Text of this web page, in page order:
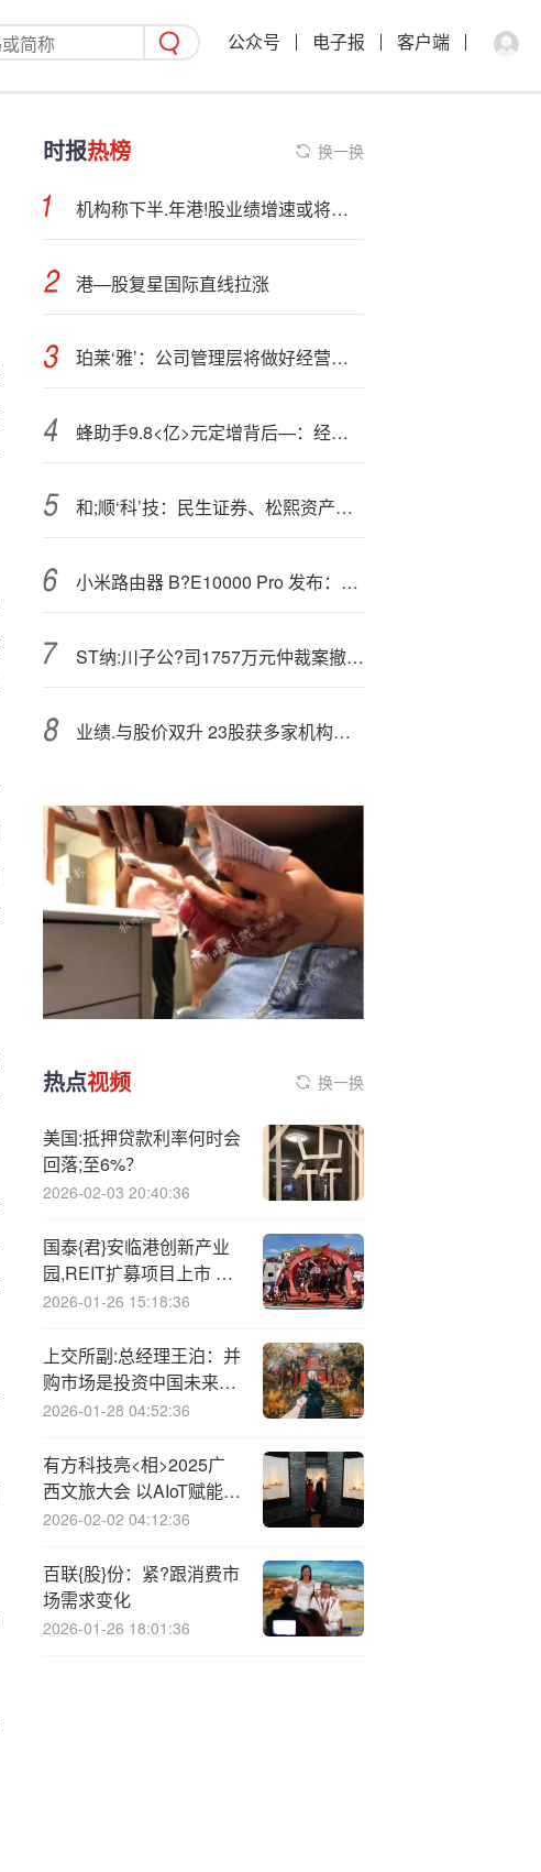
公众号 电子报 客户端
时报热榜 换一换
机构称下半.年港!股业绩增速或将迎来拐点，聚焦港股新消费板块布局机遇
港—股复星国际直线拉涨
珀莱‘雅’：公司管理层将做好经营管理工作
蜂助手9.8<亿>元定增背后—：经营净现金流连续多年为负 应收账款飙升至9.38亿
和;顺‘科’技：民生证券、松熙资产等多家机构于9月17日调研我司
小米路由器 B?E10000 Pro 发布：支持 AI 双万兆、Wi-Fi 7，售价 1699 元
ST纳:川子公?司1757万元仲裁案撤销 涉建设合同纠纷
业绩.与股价双升 23股获多家机构关注
热点视频 换一换
美国:抵押贷款利率何时会
回落;至6%？
2026-02-03 20:40:36
国泰{君}安临港创新产业
园,REIT扩募项目上市 助
力临港集团打造“科技-产
2026-01-26 15:18:36
上交所副:总经理王泊：并
购市场是投资中国未来的
黄金通道
2026-01-28 04:52:36
有方科技亮<相>2025广
西文旅大会 以AIoT赋能多
场景应用智能化升级
2026-02-02 04:12:36
百联{股}份：紧?跟消费市
场需求变化
2026-01-26 18:01:36